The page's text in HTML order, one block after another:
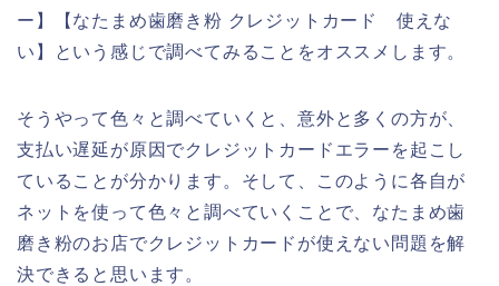
ー】【なたまめ歯磨き粉 クレジットカード 使えな
い】という感じで調べてみることをオススメします。
そうやって色々と調べていくと、意外と多くの方が、
支払い遅延が原因でクレジットカードエラーを起こし
ていることが分かります。そして、このように各自が
ネットを使って色々と調べていくことで、なたまめ歯
磨き粉のお店でクレジットカードが使えない問題を解
決できると思います。